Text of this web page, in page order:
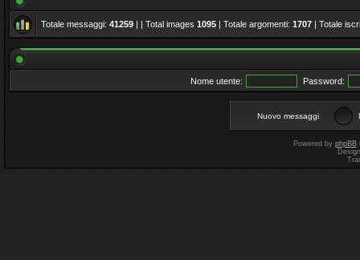
Totale messaggi: 41259 | | Total images 1095 | Totale argomenti: 1707 | Totale
Nome utente: Password:
Nuovo messaggi
Powered by phpBB